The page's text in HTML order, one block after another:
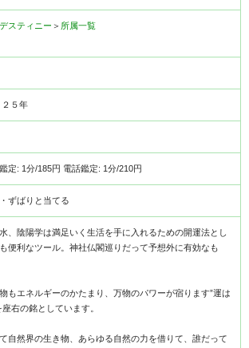
スティニー ＞ 所属一覧
５年
定: 1分/185円 電話鑑定: 1分/210円
ずばりと当てる
、陰陽学は満足いく生活を手に入れるための開運法とし
便利なツール。神社仏閣巡りだって予想外に有効なも
もエネルギーのかたまり、万物のパワーが宿ります”運は
座右の銘としています。
自然界の生き物、あらゆる自然の力を借りて、誰だって